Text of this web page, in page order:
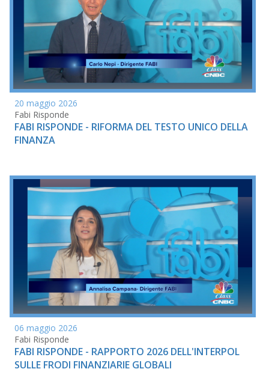
20 maggio 2026
Fabi Risponde
FABI RISPONDE - RIFORMA DEL TESTO UNICO DELLA
FINANZA
06 maggio 2026
Fabi Risponde
FABI RISPONDE - RAPPORTO 2026 DELL'INTERPOL
SULLE FRODI FINANZIARIE GLOBALI